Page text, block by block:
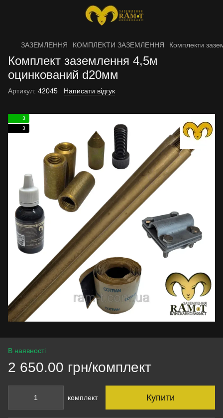
ЗАЗЕМЛЕННЯ КОМПЛЕКТИ ЗАЗЕМЛЕННЯ Комплекти
Комплект заземлення 4,5м
оцинкований d20мм
Артикул: 42045 Написати відгук
3
3
В наявності
2 650.00 грн/комплект
комплект Купити